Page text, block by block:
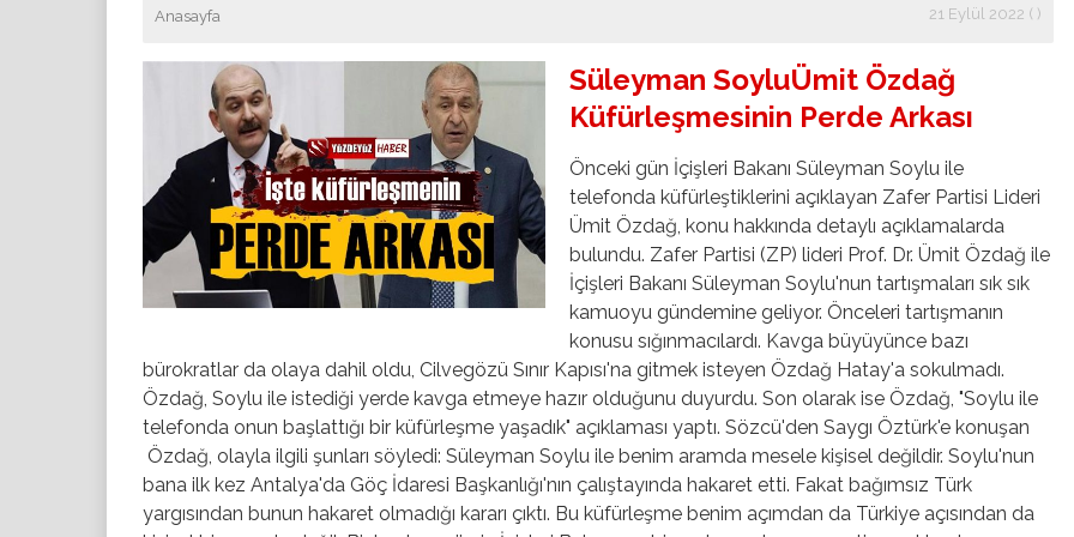
Anasayfa 21 Eylül 2022 ( )
Süleyman SoyluÜmit Özdağ
Küfürleşmesinin Perde Arkası
Önceki gün İçişleri Bakanı Süleyman Soylu ile
telefonda küfürleştiklerini açıklayan Zafer Partisi Lideri
Ümit Özdağ, konu hakkında detaylı açıklamalarda
bulundu. Zafer Partisi (ZP) lideri Prof. Dr. Ümit Özdağ ile
İçişleri Bakanı Süleyman Soylu'nun tartışmaları sık sık
kamuoyu gündemine geliyor. Önceleri tartışmanın
konusu sığınmacılardı. Kavga büyüyünce bazı
bürokratlar da olaya dahil oldu, Cilvegözü Sınır Kapısı'na gitmek isteyen Özdağ Hatay'a sokulmadı.
Özdağ, Soylu ile istediği yerde kavga etmeye hazır olduğunu duyurdu. Son olarak ise Özdağ, "Soylu ile
telefonda onun başlattığı bir küfürleşme yaşadık" açıklaması yaptı. Sözcü'den Saygı Öztürk'e konuşan
Özdağ, olayla ilgili şunları söyledi: Süleyman Soylu ile benim aramda mesele kişisel değildir. Soylu'nun
bana ilk kez Antalya'da Göç İdaresi Başkanlığı'nın çalıştayında hakaret etti. Fakat bağımsız Türk
yargısından bunun hakaret olmadığı kararı çıktı. Bu küfürleşme benim açımdan da Türkiye açısından da